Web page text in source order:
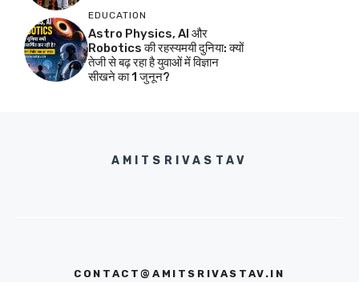
EDUCATION
Astro Physics, AI और
Robotics की रहस्यमयी दुनिया: क्यों
तेजी से बढ़ रहा है युवाओं में विज्ञान
सीखने का 1 जुनून?
AMITSRIVASTAV
CONTACT@AMITSRIVASTAV.IN